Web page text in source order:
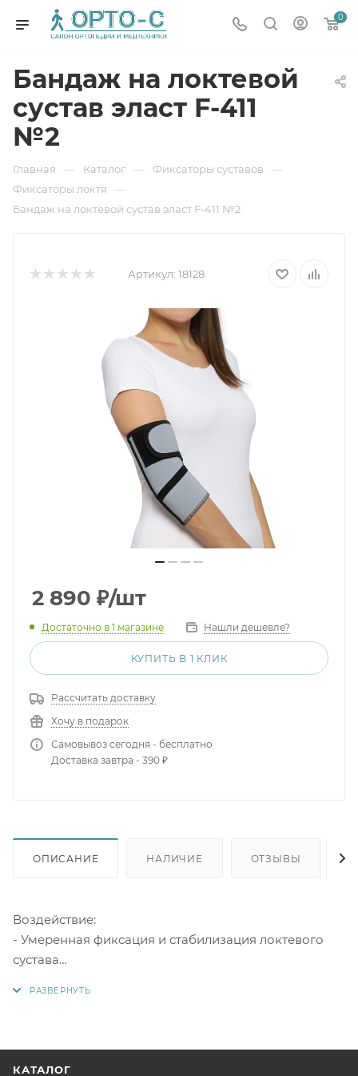
0
Бандаж на локтевой
сустав эласт F-411
№2
Главная — Каталог — Фиксаторы суставов —
Фиксаторы локтя —
Бандаж на локтевой сустав эласт F-411 №2
Артикул: 18128
2 890 ₽/шт
Достаточно в 1 магазине Нашли дешевле?
КУПИТЬ В 1 КЛИК
Рассчитать доставку
Хочу в подарок
Самовывоз сегодня - бесплатно
Доставка завтра - 390 ₽
ОПИСАНИЕ НАЛИЧИЕ ОТЗЫВЫ
Воздействие:
- Умеренная фиксация и стабилизация локтевого
сустава
КАТАЛОГ